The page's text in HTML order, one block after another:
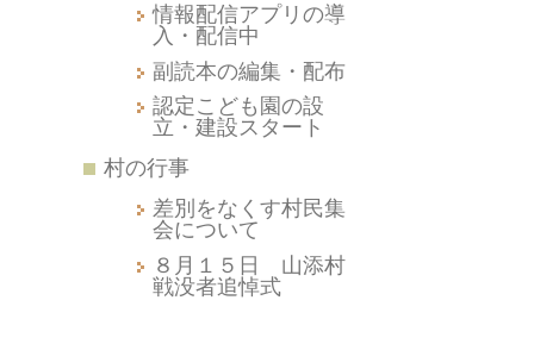
情報配信アプリの導
入・配信中
副読本の編集・配布
認定こども園の設
立・建設スタート
村の行事
差別をなくす村民集
会について
８月１５日 山添村
戦没者追悼式